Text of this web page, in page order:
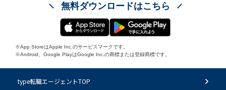
無料ダウンロードはこちら
※App StoreはApple Inc.のサービスマークです。
※Android、Google PlayはGoogle Inc.の商標または登録商標です。
type転職エージェントTOP